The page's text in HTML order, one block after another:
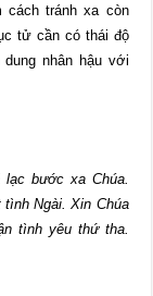
tránh xa còn
tử cần có thái độ
nhân hậu với
bước xa Chúa.
Ngài. Xin Chúa
tình yêu thứ tha.